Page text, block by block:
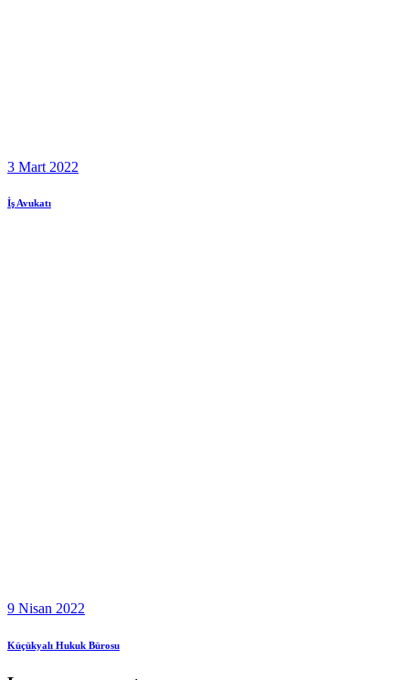
3 Mart 2022
İş Avukatı
9 Nisan 2022
Küçükyalı Hukuk Bürosu